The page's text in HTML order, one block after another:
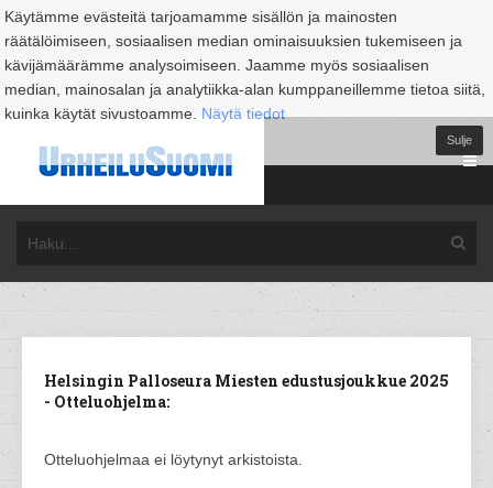
Käytämme evästeitä tarjoamamme sisällön ja mainosten
räätälöimiseen, sosiaalisen median ominaisuuksien tukemiseen ja
kävijämäärämme analysoimiseen. Jaamme myös sosiaalisen
median, mainosalan ja analytiikka-alan kumppaneillemme tietoa siitä,
kuinka käytät sivustoamme. Näytä tiedot
Sulje
Helsingin Palloseura Miesten edustusjoukkue 2025
- Otteluohjelma:
Otteluohjelmaa ei löytynyt arkistoista.